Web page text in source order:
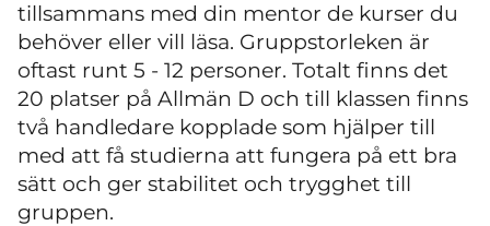
tillsammans med din mentor de kurser du
behöver eller vill läsa. Gruppstorleken är
oftast runt 5 - 12 personer. Totalt finns det
20 platser på Allmän D och till klassen finns
två handledare kopplade som hjälper till
med att få studierna att fungera på ett bra
sätt och ger stabilitet och trygghet till
gruppen.